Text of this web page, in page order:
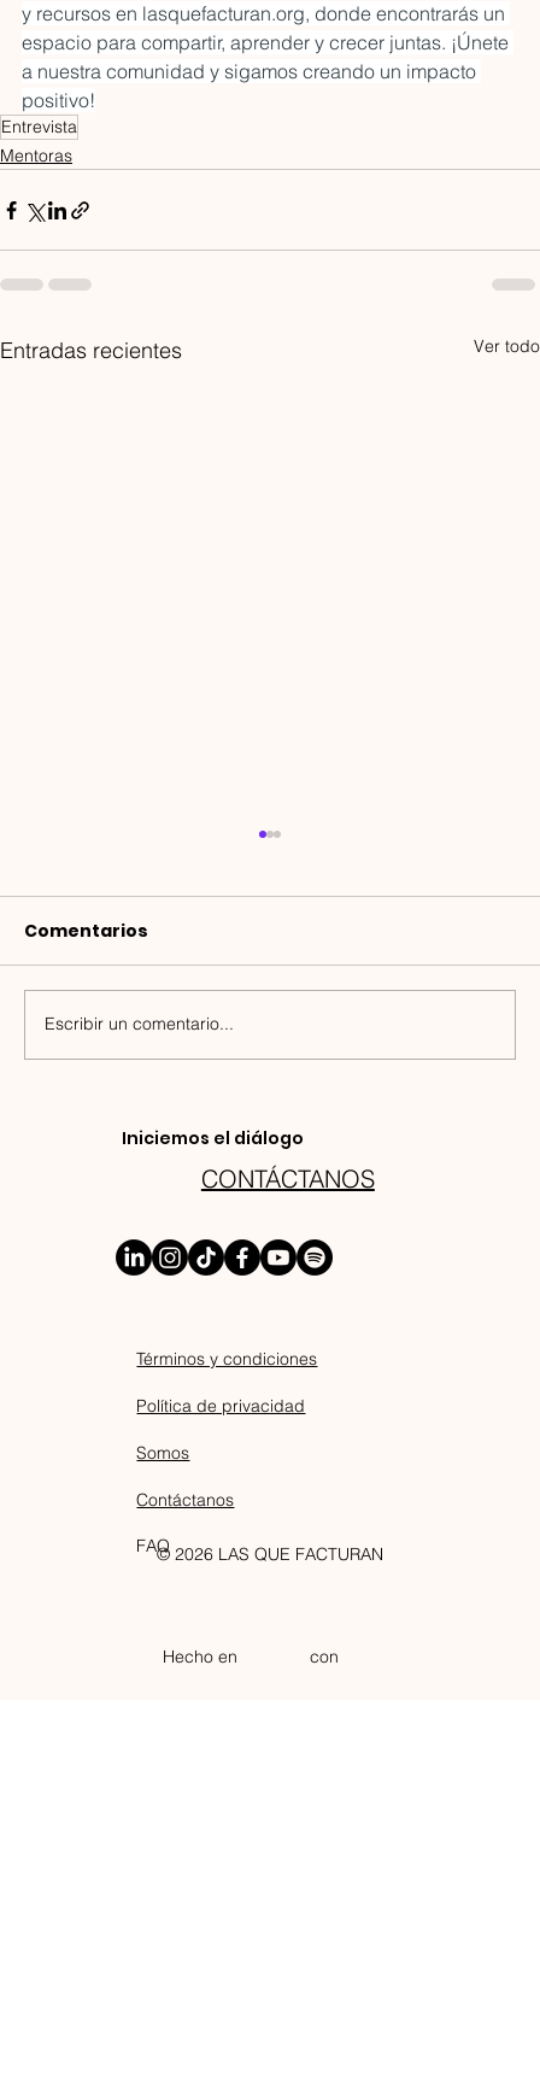
y recursos en lasquefacturan.org, donde encontrarás un
espacio para compartir, aprender y crecer juntas. ¡Únete
a nuestra comunidad y sigamos creando un impacto
positivo!
Entrevista
Mentoras
Entradas recientes Ver todo
Que Facturan
Comentarios
Escribir un comentario...
Iniciemos el diálogo
CONTÁCTANOS
© 2026 LAS QUE FACTURAN
Términos y condiciones
Política de privacidad
Somos
Contáctanos
FAQ
Hecho en con